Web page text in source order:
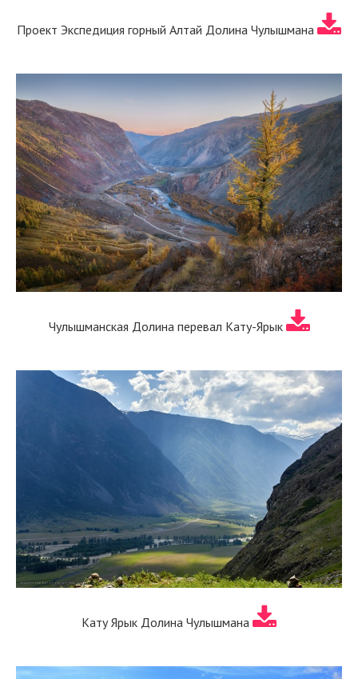
Проект Экспедиция горный Алтай Долина Чулышмана
Чулышманская Долина перевал Кату-Ярык
Кату Ярык Долина Чулышмана